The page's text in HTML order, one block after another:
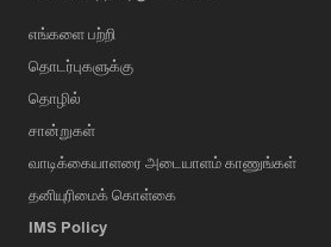
எங்களை பற்றி
தொடர்புகளுக்கு
தொழில்
சான்றுகள்
வாடிக்கையாளரை அடையாளம் காணுங்கள்
தனியுரிமைக் கொள்கை
IMS Policy